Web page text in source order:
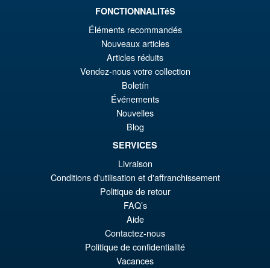
FONCTIONNALITéS
Éléments recommandés
Nouveaux articles
Articles réduits
Vendez-nous votre collection
Boletín
Événements
Nouvelles
Blog
SERVICES
Livraison
Conditions d'utilisation et d'affranchissement
Politique de retour
FAQ’s
Aide
Contactez-nous
Politique de confidentialité
Vacances